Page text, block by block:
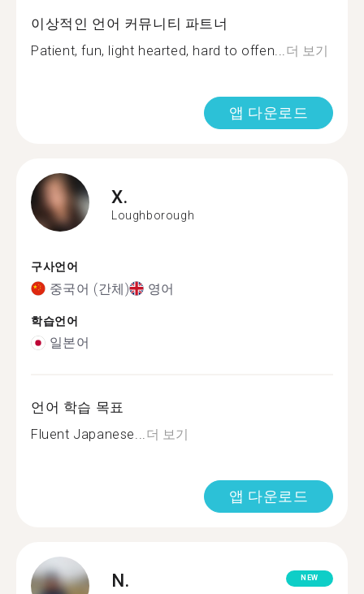
이상적인 언어 커뮤니티 파트너
Patient, fun, light hearted, hard to offen...더 보기
앱 다운로드
X.
Loughborough
구사언어
중국어 (간체) 영어
학습언어
일본어
언어 학습 목표
Fluent Japanese...더 보기
앱 다운로드
N. NEW